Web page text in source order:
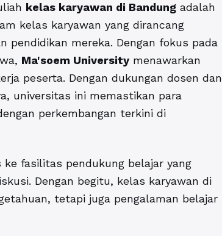
kelas karyawan di Bandung adalah
kelas karyawan yang dirancang
pendidikan mereka. Dengan fokus pada
Ma'soem University menawarkan
peserta. Dengan dukungan dosen dan
universitas ini memastikan para
perkembangan terkini di
fasilitas pendukung belajar yang
Dengan begitu, kelas karyawan di
tetapi juga pengalaman belajar